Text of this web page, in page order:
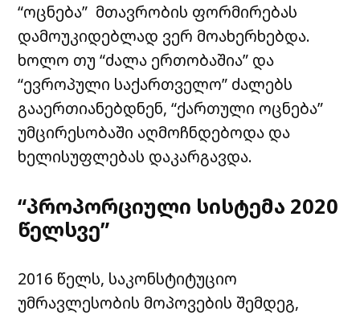
“ოცნება” მთავრობის ფორმირებას
დამოუკიდებლად ვერ მოახერხებდა.
ხოლო თუ “ძალა ერთობაშია” და
“ევროპული საქართველო” ძალებს
გააერთიანებდნენ, “ქართული ოცნება”
უმცირესობაში აღმოჩნდებოდა და
ხელისუფლებას დაკარგავდა.
“პროპორციული სისტემა 2020
წელსვე”
2016 წელს, საკონსტიტუციო
უმრავლესობის მოპოვების შემდეგ,